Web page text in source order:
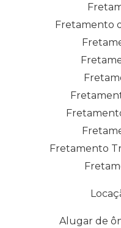
Fretamento
Fretamento
Alugar de